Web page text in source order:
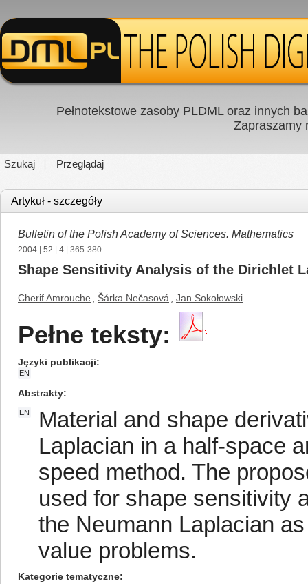
Pełnotekstowe zasoby PLDML oraz innych
Zapraszamy
Szukaj Przeglądaj
Artykuł - szczegóły
Bulletin of the Polish Academy of Sciences. Mathematics
2004 52 4 | 365-380
Shape Sensitivity Analysis of the Dirichlet
Cherif Amrouche Šárka Nečasová Jan Sokołowski
Pełne teksty:
Języki publikacji
EN
Abstrakty
EN
Material and shape
Laplacian in a half-space
speed method. The
used for shape sensitivity
the Neumann Laplacian
value problems.
Kategorie tematyczne